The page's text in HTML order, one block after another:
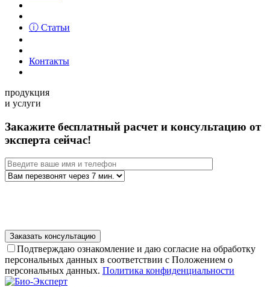
ⓘ Статьи
Контакты
продукция
и услуги
Закажите бесплатный расчет и консультацию от
эксперта сейчас!
Подтверждаю ознакомление и даю согласие на обработку
персональных данных в соответствии с Положением о
персональных данных. Политика конфиденциальности